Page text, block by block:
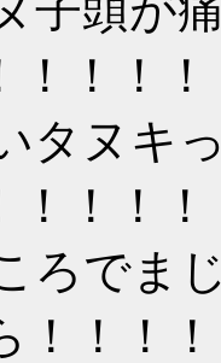
！！！
タヌキ
！！！
ろでま
！！！